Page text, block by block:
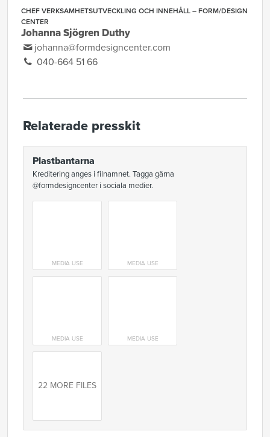
CHEF VERKSAMHETSUTVECKLING OCH INNEHÅLL – FORM/DESIGN
CENTER
Johanna Sjögren Duthy
johanna@formdesigncenter.com
040-664 51 66
Relaterade presskit
Plastbantarna
Kreditering anges i filnamnet. Tagga gärna
@formdesigncenter i sociala medier.
MEDIA USE MEDIA USE
MEDIA USE MEDIA USE
22 MORE FILES